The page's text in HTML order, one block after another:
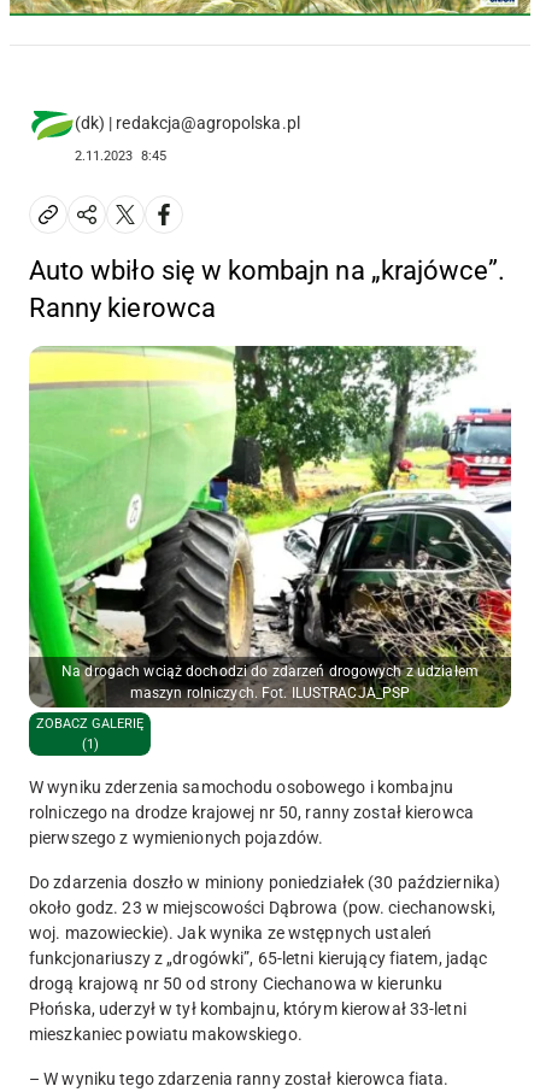
(dk) | redakcja@agropolska.pl
2.11.2023 8:45
Auto wbiło się w kombajn na „krajówce”.
Ranny kierowca
Na drogach wciąż dochodzi do zdarzeń drogowych z udziałem
maszyn rolniczych. Fot. ILUSTRACJA_PSP
ZOBACZ GALERIĘ
(1)
W wyniku zderzenia samochodu osobowego i kombajnu
rolniczego na drodze krajowej nr 50, ranny został kierowca
pierwszego z wymienionych pojazdów.
Do zdarzenia doszło w miniony poniedziałek (30 października)
około godz. 23 w miejscowości Dąbrowa (pow. ciechanowski,
woj. mazowieckie). Jak wynika ze wstępnych ustaleń
funkcjonariuszy z „drogówki”, 65-letni kierujący fiatem, jadąc
drogą krajową nr 50 od strony Ciechanowa w kierunku
Płońska, uderzył w tył kombajnu, którym kierował 33-letni
mieszkaniec powiatu makowskiego.
– W wyniku tego zdarzenia ranny został kierowca fiata.